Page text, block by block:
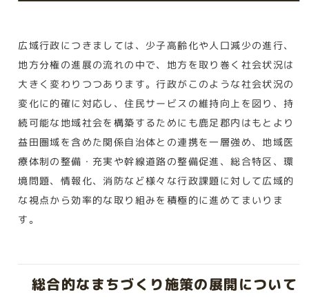
広域行政につきましては、少子高齢化や人口減少の進行、
地方分権の進展の流れの中で、地方を取り巻く社会状況は
大きく変わりつつあります。行政がこのような社会状況の
変化に的確に対応し、住民サービスの維持向上を図り、持
続可能な地域社会を構築するためにも鹿足郡内はもとより
益田圏域を含めた関係自治体との連携を一層強め、地域医
療体制の整備・充実や幹線道路の整備促進、総合特区、環
境問題、情報化、消防など様々な行政課題に対して広域的
な視点から効率的な取り組みを積極的に進めてまいりま
す。
総合的なまちづくり施策の展開について